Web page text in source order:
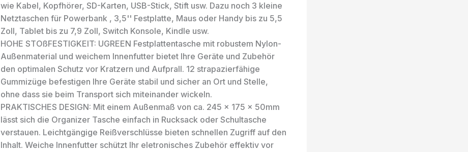
wie Kabel, Kopfhörer, SD-Karten, USB-Stick, Stift usw. Dazu noch 3 kleine
Netztaschen für Powerbank , 3,5'' Festplatte, Maus oder Handy bis zu 5,5
Zoll, Tablet bis zu 7,9 Zoll, Switch Konsole, Kindle usw.
HOHE STOßFESTIGKEIT: UGREEN Festplattentasche mit robustem Nylon-
Außenmaterial und weichem Innenfutter bietet Ihre Geräte und Zubehör
den optimalen Schutz vor Kratzern und Aufprall. 12 strapazierfähige
Gummizüge befestigen Ihre Geräte stabil und sicher an Ort und Stelle,
ohne dass sie beim Transport sich miteinander wickeln.
PRAKTISCHES DESIGN: Mit einem Außenmaß von ca. 245 x 175 x 50mm
lässt sich die Organizer Tasche einfach in Rucksack oder Schultasche
verstauen. Leichtgängige Reißverschlüsse bieten schnellen Zugriff auf den
Inhalt. Weiche Innenfutter schützt Ihr eletronisches Zubehör effektiv vor